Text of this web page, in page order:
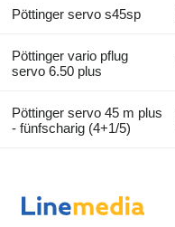
Pöttinger servo s45sp
Pöttinger vario pflug
servo 6.50 plus
Pöttinger servo 45 m plus
- fünfscharig (4+1/5)